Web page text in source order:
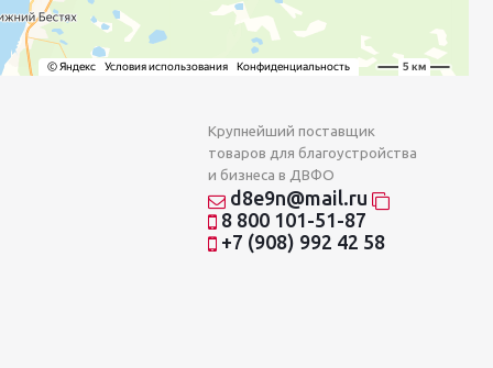
Крупнейший поставщик
товаров для благоустройства
и бизнеса в ДВФО
d8e9n@mail.ru
8 800 101-51-87
+7 (908) 992 42 58